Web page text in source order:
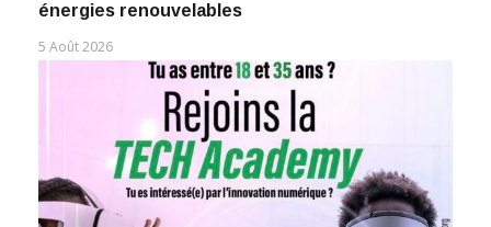
énergies renouvelables
5 Août 2026